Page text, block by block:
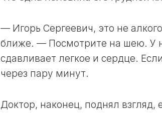
— Игорь Сергеевич, это не
ближе. — Посмотрите на шею. У
сдавливает легкое и сердце.
через пару минут.
Доктор, наконец, поднял взгляд,